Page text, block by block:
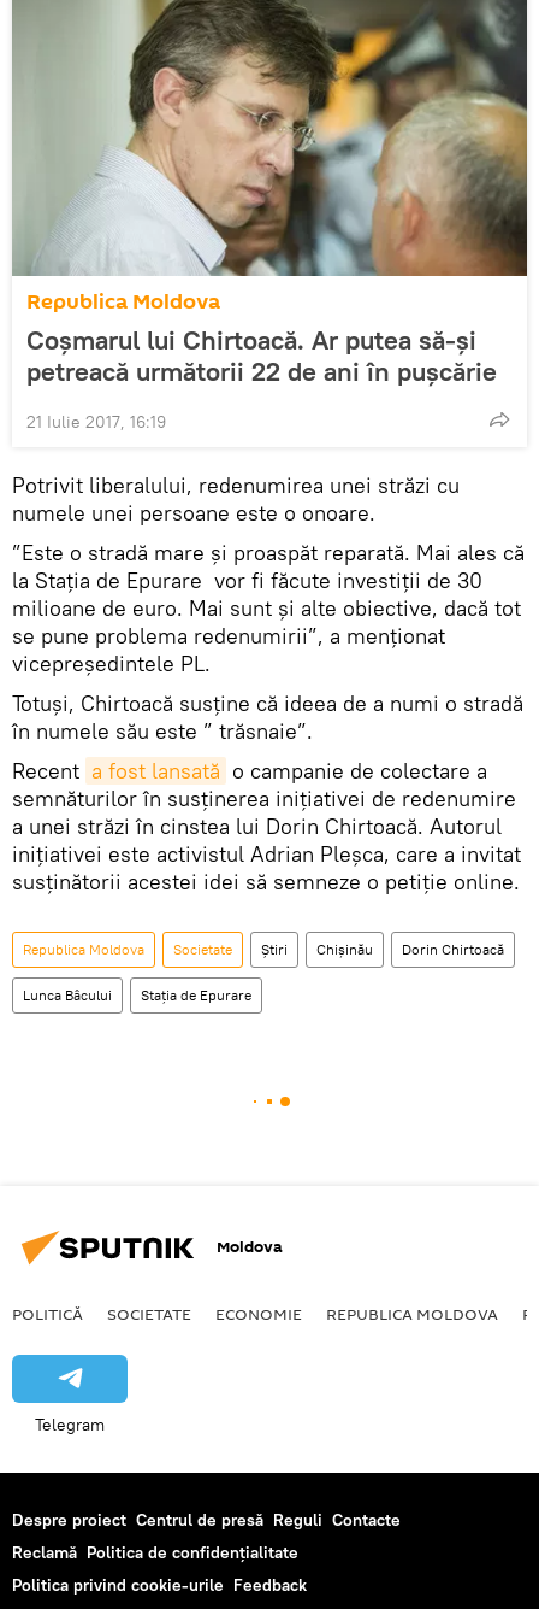
Republica Moldova
Coșmarul lui Chirtoacă. Ar putea să-și
petreacă următorii 22 de ani în pușcărie
21 Iulie 2017, 16:19
Potrivit liberalului, redenumirea unei străzi cu
numele unei persoane este o onoare.
”Este o stradă mare și proaspăt reparată. Mai ales că
la Stația de Epurare vor fi făcute investiții de 30
milioane de euro. Mai sunt și alte obiective, dacă tot
se pune problema redenumirii”, a menționat
vicepreședintele PL.
Totuși, Chirtoacă susține că ideea de a numi o stradă
în numele său este ” trăsnaie”.
Recent a fost lansată o campanie de colectare a
semnăturilor în susținerea inițiativei de redenumire
a unei străzi în cinstea lui Dorin Chirtoacă. Autorul
inițiativei este activistul Adrian Pleșca, care a invitat
susținătorii acestei idei să semneze o petiție online.
Republica Moldova Societate Știri Chișinău Dorin Chirtoacă
Lunca Bâcului Stația de Epurare
Moldova
POLITICĂ SOCIETATE ECONOMIE REPUBLICA MOLDOVA
Telegram
Despre proiect Centrul de presă Reguli Contacte
Reclamă Politica de confidențialitate
Politica privind cookie-urile Feedback